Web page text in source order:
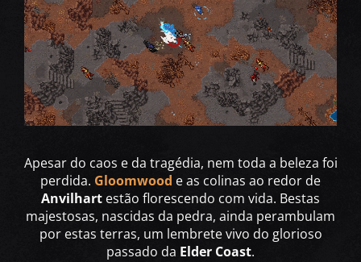
Apesar do caos e da tragédia, nem toda a beleza foi
perdida. Gloomwood e as colinas ao redor de
Anvilhart estão florescendo com vida. Bestas
majestosas, nascidas da pedra, ainda perambulam
por estas terras, um lembrete vivo do glorioso
passado da Elder Coast.